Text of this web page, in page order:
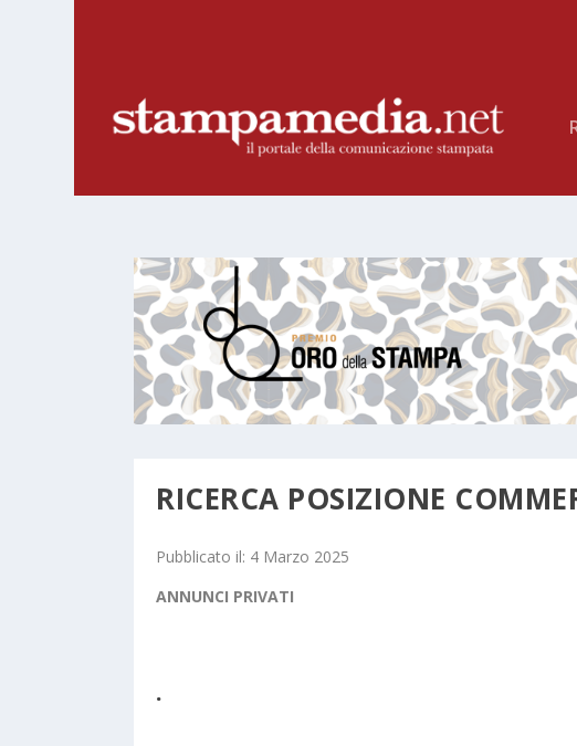
RICERCA POSIZIONE
Pubblicato il: 4 Marzo 2025
ANNUNCI PRIVATI
.